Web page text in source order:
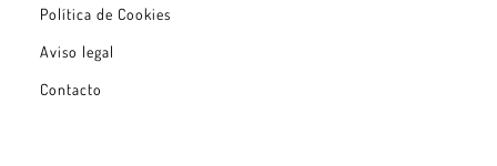
Política de Cookies
Aviso legal
Contacto